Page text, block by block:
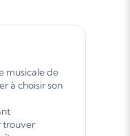
musicale de
à choisir son
trouver